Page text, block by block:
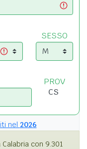
SESSO
PROV
nel 2026
con 9.301